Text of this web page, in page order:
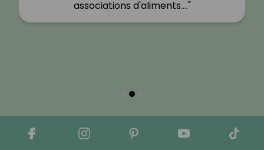
associations d'aliments.…"